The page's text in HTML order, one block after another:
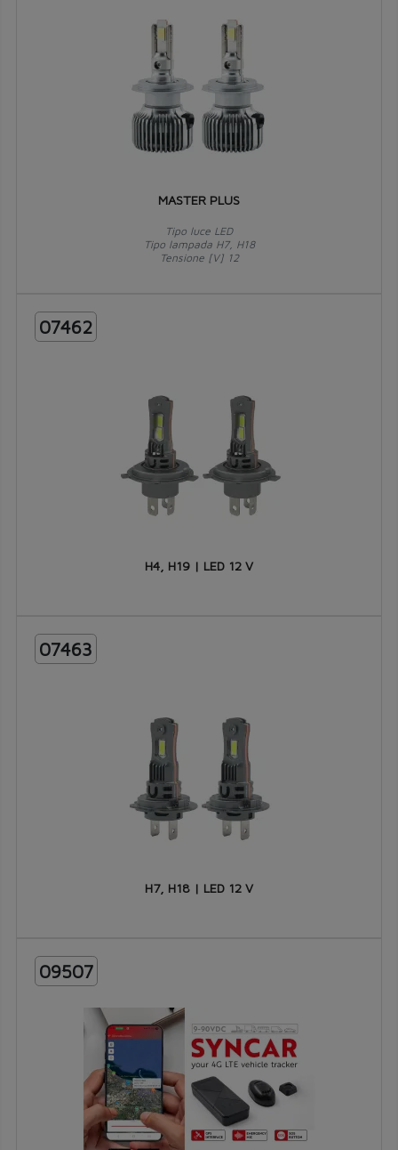
MASTER PLUS
Tipo luce LED
Tipo lampada H7, H18
Tensione [V] 12
07462
H4, H19 | LED 12 V
07463
H7, H18 | LED 12 V
09507